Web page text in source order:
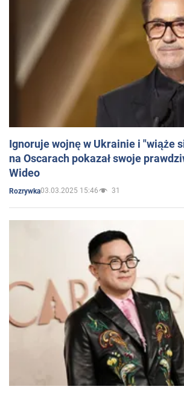
Ignoruje wojnę w Ukrainie i "wiąże
na Oscarach pokazał swoje
Wideo
Rozrywka03.03.2025 15:46 31